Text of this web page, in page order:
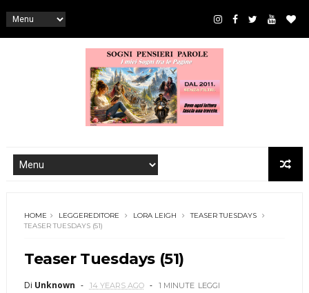
HOME LEGGEREDITORE LORA LEIGH
TEASER TUESDAYS
TEASER TUESDAYS (51)
Teaser Tuesdays (51)
Di Unknown 14 YEARS AGO 1 MINUTE LEGGI